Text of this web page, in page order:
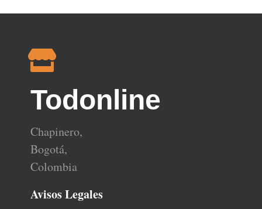
Todonline
Chapinero,
Bogotá,
Colombia
Avisos Legales